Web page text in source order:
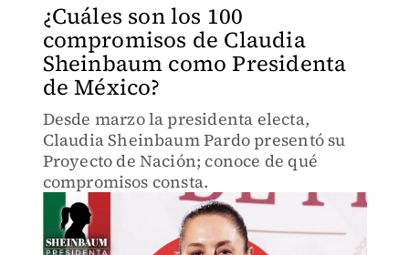
¿Cuáles son los 100
compromisos de Claudia
Sheinbaum como Presidenta
de México?
Desde marzo la presidenta electa,
Claudia Sheinbaum Pardo presentó su
Proyecto de Nación; conoce de qué
compromisos consta.